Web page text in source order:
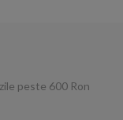
peste 600 Ron